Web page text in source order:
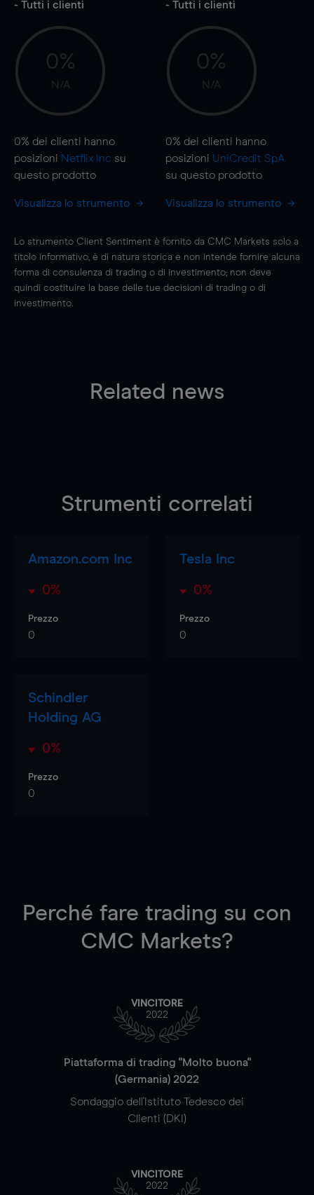
- Tutti i clienti
0%
N/A
0% dei clienti hanno
posizioni Netflix Inc su
questo prodotto
Visualizza lo strumento
- Tutti i clienti
0%
N/A
0% dei clienti hanno
posizioni UniCredit SpA
su questo prodotto
Visualizza lo strumento
Lo strumento Client Sentiment è fornito da CMC Markets solo a
titolo informativo, è di natura storica e non intende fornire alcuna
forma di consulenza di trading o di investimento; non deve
quindi costituire la base delle tue decisioni di trading o di
investimento.
Related news
Strumenti correlati
Amazon.com Inc
0%
Prezzo
0
Tesla Inc
0%
Prezzo
0
Schindler
Holding AG
0%
Prezzo
0
Perché fare trading su con
CMC Markets?
VINCITORE
2022
Piattaforma di trading "Molto buona"
(Germania) 2022
Sondaggio dell'Istituto Tedesco dei
Clienti (DKI)
VINCITORE
2022